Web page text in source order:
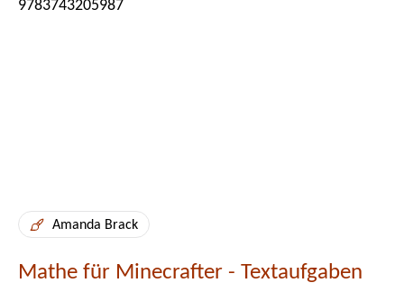
Amanda Brack
Mathe für Minecrafter - Textaufgaben